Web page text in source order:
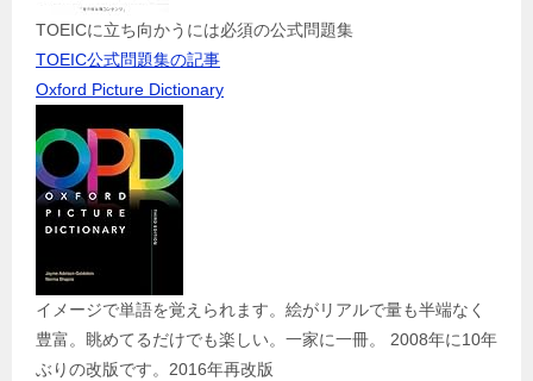
TOEICに立ち向かうには必須の公式問題集
TOEIC公式問題集の記事
Oxford Picture Dictionary
イメージで単語を覚えられます。絵がリアルで量も半端なく
豊富。眺めてるだけでも楽しい。一家に一冊。 2008年に10年
ぶりの改版です。2016年再改版